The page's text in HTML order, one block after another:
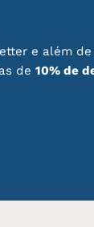
e além
de 10% de